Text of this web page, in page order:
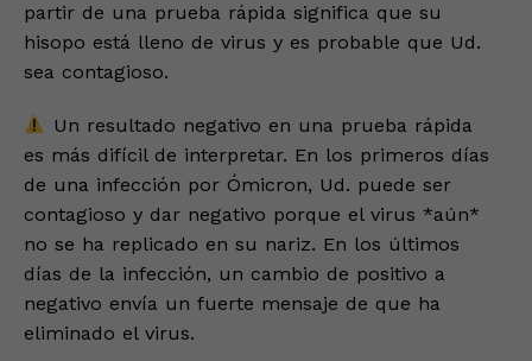
partir de una prueba rápida significa que su
hisopo está lleno de virus y es probable que Ud.
sea contagioso.
Un resultado negativo en una prueba rápida
es más difícil de interpretar. En los primeros días
de una infección por Ómicron, Ud. puede ser
contagioso y dar negativo porque el virus *aún*
no se ha replicado en su nariz. En los últimos
días de la infección, un cambio de positivo a
negativo envía un fuerte mensaje de que ha
eliminado el virus.